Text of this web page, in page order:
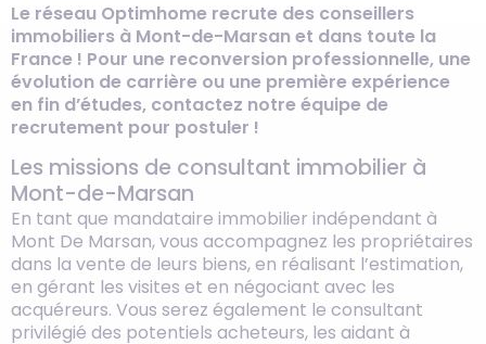
Le réseau Optimhome recrute des conseillers
immobiliers à Mont-de-Marsan et dans toute la
France ! Pour une reconversion professionnelle, une
évolution de carrière ou une première expérience
en fin d’études, contactez notre équipe de
recrutement pour postuler !
Les missions de consultant immobilier à
Mont-de-Marsan
En tant que mandataire immobilier indépendant à
Mont De Marsan, vous accompagnez les propriétaires
dans la vente de leurs biens, en réalisant l’estimation,
en gérant les visites et en négociant avec les
acquéreurs. Vous serez également le consultant
privilégié des potentiels acheteurs, les aidant à